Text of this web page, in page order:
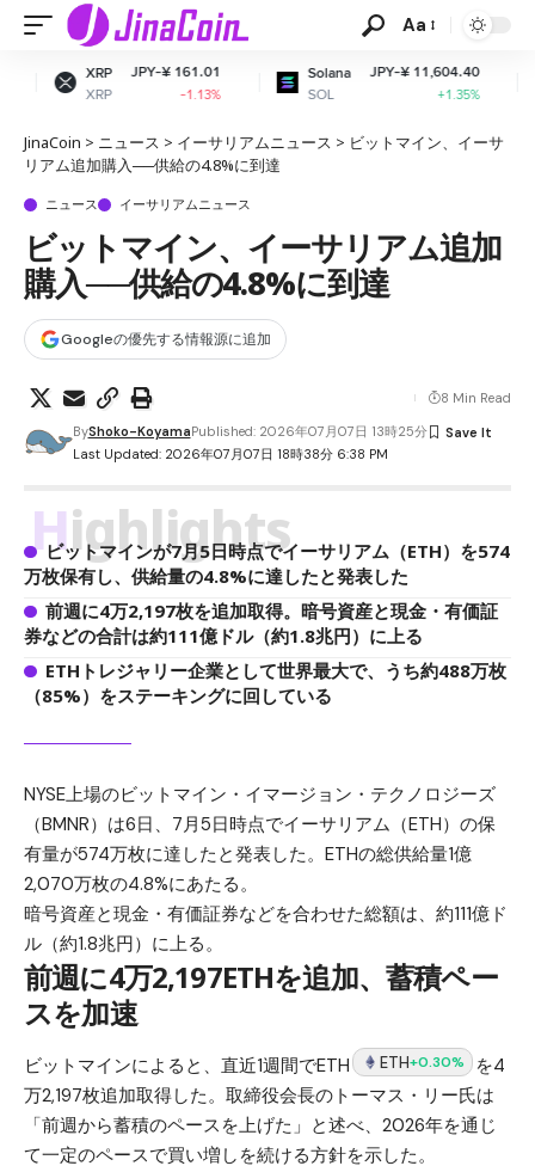
Aa
¥ 161.01
-1.13%
Solana
SOL
JPY-¥ 11,604.40
+1.35%
Dogecoin
DOGE
JinaCoin > ニュース > イーサリアムニュース > ビットマイン、イーサ
リアム追加購入──供給の4.8%に到達
ニュース イーサリアムニュース
ビットマイン、イーサリアム追加
購入──供給の4.8%に到達
Googleの優先する情報源に追加
Last Updated: 2026年07月07日 18時38分 6:38 PM
ByShoko-KoyamaPublished: 2026年07月07日 13時25分
8 Min Read
Highlights
ビットマインが7月5日時点でイーサリアム（ETH）を574
万枚保有し、供給量の4.8%に達したと発表した
前週に4万2,197枚を追加取得。暗号資産と現金・有価証
券などの合計は約111億ドル（約1.8兆円）に上る
ETHトレジャリー企業として世界最大で、うち約488万枚
（85%）をステーキングに回している
NYSE上場のビットマイン・イマージョン・テクノロジーズ
（BMNR）は6日、7月5日時点でイーサリアム（ETH）の保
有量が574万枚に達したと発表した。ETHの総供給量1億
2,070万枚の4.8%にあたる。
暗号資産と現金・有価証券などを合わせた総額は、約111億ド
ル（約1.8兆円）に上る。
前週に4万2,197ETHを追加、蓄積ペー
スを加速
ビットマインによると、直近1週間でETH ETH+0.30%
を4
万2,197枚追加取得した。取締役会長のトーマス・リー氏は
「前週から蓄積のペースを上げた」と述べ、2026年を通じ
て一定のペースで買い増しを続ける方針を示した。